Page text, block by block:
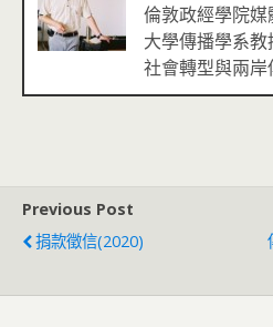
倫敦政經學院
大學傳播學系
社會轉型與兩岸
Previous Post
捐款徵信(2020)